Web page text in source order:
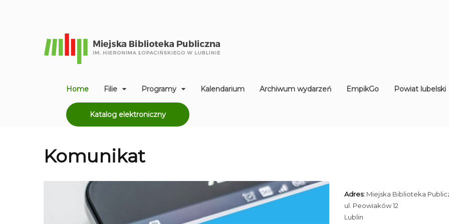
Home Filie Programy Kalendarium Archiwum wydarzeń EmpikGo Powiat lubelski
Katalog elektroniczny
Komunikat
Adres: Miejska Biblioteka
ul. Peowiaków 12
Lublin